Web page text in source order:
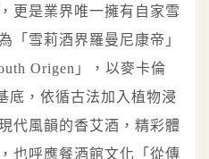
更是業界唯一擁有自家雪
「雪莉酒界羅曼尼康帝」
Origen」，以麥卡倫
底，依循古法加入植物浸
代風韻的香艾酒，精彩體
也呼應餐酒館文化「從傳